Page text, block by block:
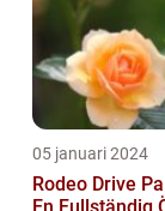
05 januari 2024
Rodeo Drive